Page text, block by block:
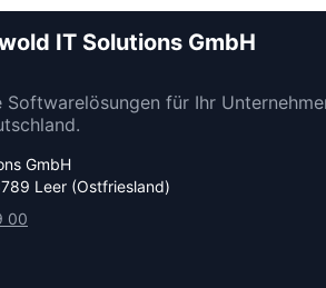
IT Solutions GmbH
Softwarelösungen für Ihr
GmbH
Leer (Ostfriesland)
00